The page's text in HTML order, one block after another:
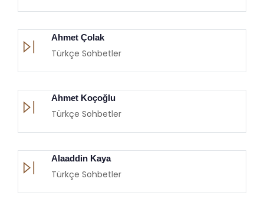
Ahmet Çolak
Türkçe Sohbetler
Ahmet Koçoğlu
Türkçe Sohbetler
Alaaddin Kaya
Türkçe Sohbetler